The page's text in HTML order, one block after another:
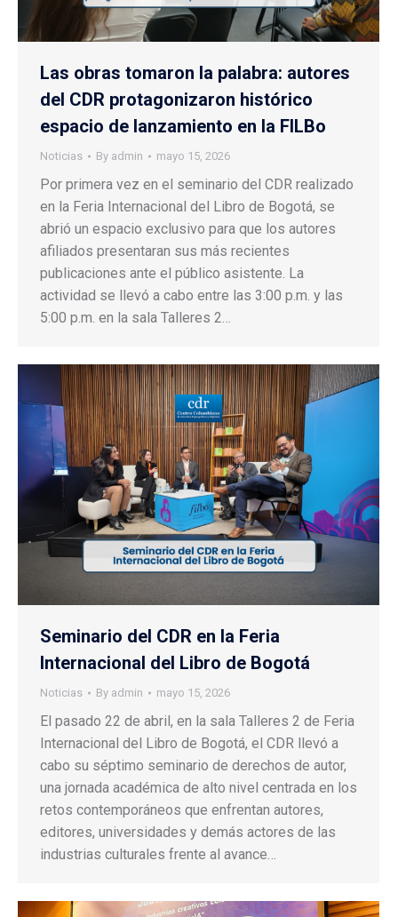
Las obras tomaron la palabra: autores
del CDR protagonizaron histórico
espacio de lanzamiento en la FILBo
Noticias By admin mayo 15, 2026
Por primera vez en el seminario del CDR realizado
en la Feria Internacional del Libro de Bogotá, se
abrió un espacio exclusivo para que los autores
afiliados presentaran sus más recientes
publicaciones ante el público asistente. La
actividad se llevó a cabo entre las 3:00 p.m. y las
5:00 p.m. en la sala Talleres 2…
Seminario del CDR en la Feria
Internacional del Libro de Bogotá
Noticias By admin mayo 15, 2026
El pasado 22 de abril, en la sala Talleres 2 de Feria
Internacional del Libro de Bogotá, el CDR llevó a
cabo su séptimo seminario de derechos de autor,
una jornada académica de alto nivel centrada en los
retos contemporáneos que enfrentan autores,
editores, universidades y demás actores de las
industrias culturales frente al avance…